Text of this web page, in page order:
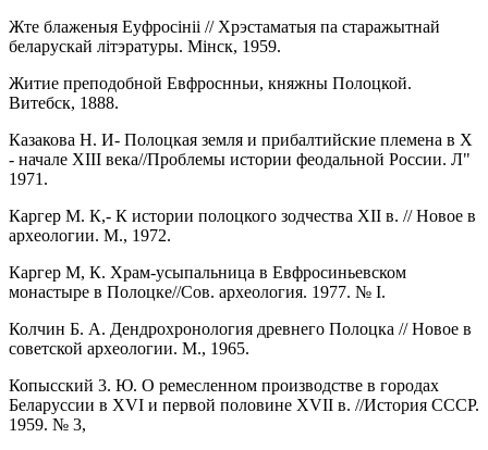
Жте блаженыя Еуфросiнii // Хрэстаматыя па старажытнай
беларускай лiтэратуры. Мiнск, 1959.
Житие преподобной Евфроснньи, княжны Полоцкой.
Витебск, 1888.
Казакова Н. И- Полоцкая земля и прибалтийские племена в Х
- начале XIII века//Проблемы истории феодальной России. Л"
1971.
Каргер М. К,- К истории полоцкого зодчества XII в. // Новое в
археологии. М., 1972.
Каргер М, К. Храм-усыпальница в Евфросиньевском
монастыре в Полоцке//Сов. археология. 1977. № I.
Колчин Б. А. Дендрохронология древнего Полоцка // Новое в
советской археологии. М., 1965.
Копысский 3. Ю. О ремесленном производстве в городах
Беларуссии в XVI и первой половине XVII в. //История СССР.
1959. № 3,